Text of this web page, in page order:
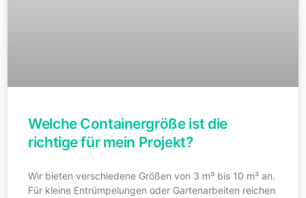
Welche Containergröße ist die
richtige für mein Projekt?
Wir bieten verschiedene Größen von 3 m³ bis 10 m³ an.
Für kleine Entrümpelungen oder Gartenarbeiten reichen